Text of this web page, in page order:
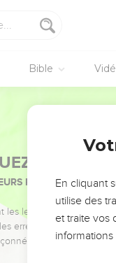
Bible
6
Le reste de Jacob
Le reste de Jacob
Le Seigneur
« En ce jour-là,
10 Je ferai disparaître
Je ferai disparaître
En cliquant
utilise des
et traite vos